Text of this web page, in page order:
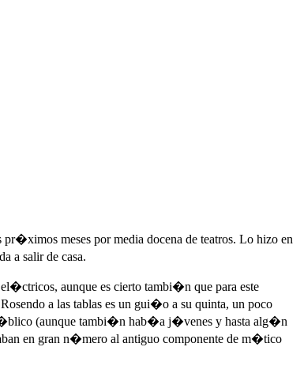
meses por media docena de teatros. Lo hizo en
a salir de casa.
aunque es cierto tambi�n que para este
a las tablas es un gui�o a su quinta, un poco
p�blico (aunque tambi�n hab�a j�venes y hasta alg�n
en gran n�mero al antiguo componente de m�tico